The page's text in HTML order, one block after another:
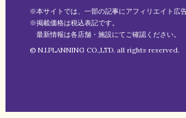
※本サイトでは、一部の記事にアフィリエイト広
※掲載価格は税込表記です。
最新情報は各店舗・施設にてご確認ください。
© N.I.PLANNING CO.,LTD. all rights reserved.